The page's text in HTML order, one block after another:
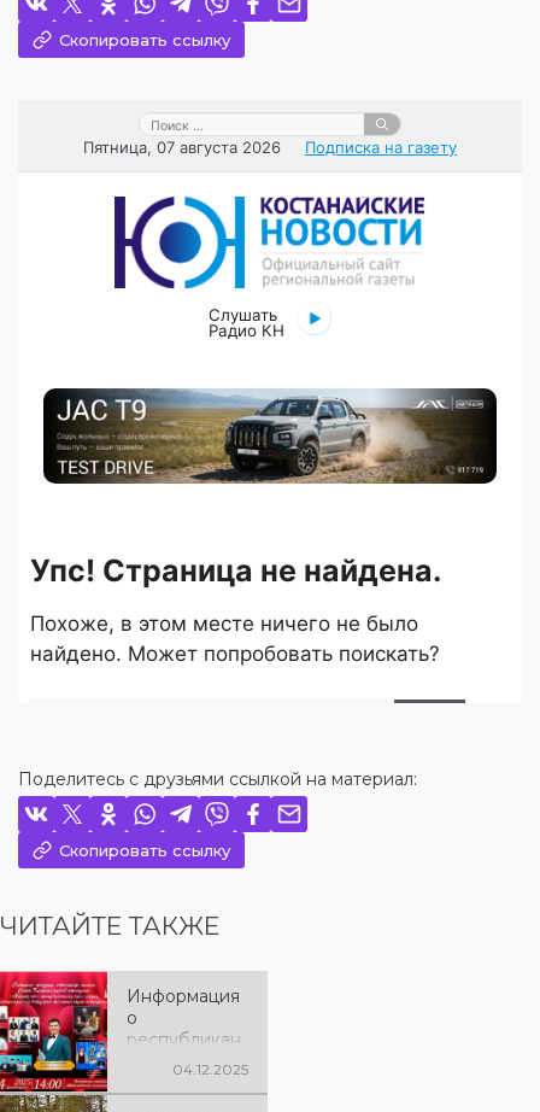
Скопировать ссылку
Поделитесь с друзьями ссылкой на материал:
Скопировать ссылку
ЧИТАЙТЕ ТАКЖЕ
Информация
о
республикан
04.12.2025